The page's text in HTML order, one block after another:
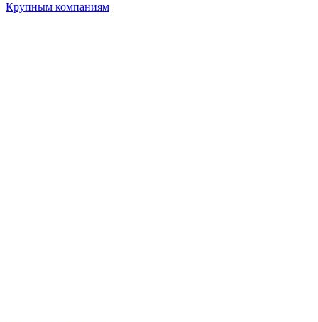
Крупным компаниям